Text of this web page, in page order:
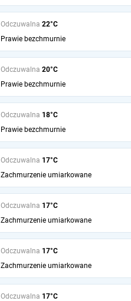
Odczuwalna 22°C
Prawie bezchmurnie
Odczuwalna 20°C
Prawie bezchmurnie
Odczuwalna 18°C
Prawie bezchmurnie
Odczuwalna 17°C
Zachmurzenie umiarkowane
Odczuwalna 17°C
Zachmurzenie umiarkowane
Odczuwalna 17°C
Zachmurzenie umiarkowane
Odczuwalna 17°C